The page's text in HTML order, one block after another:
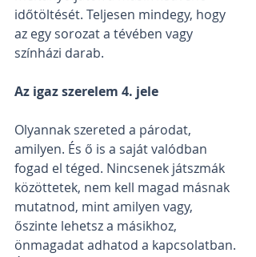
időtöltését. Teljesen mindegy, hogy
az egy sorozat a tévében vagy
színházi darab.
Az igaz szerelem 4. jele
Olyannak szereted a párodat,
amilyen. És ő is a saját valódban
fogad el téged. Nincsenek játszmák
közöttetek, nem kell magad másnak
mutatnod, mint amilyen vagy,
őszinte lehetsz a másikhoz,
önmagadat adhatod a kapcsolatban.